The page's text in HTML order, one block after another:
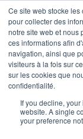
Ce site web stocke
pour collecter des
notre site web et nous
ces informations afin
navigation, ainsi que
visiteurs à la fois sur
sur les cookies que
confidentialité.
If you decline,
website. A single
your preference
et
Sites